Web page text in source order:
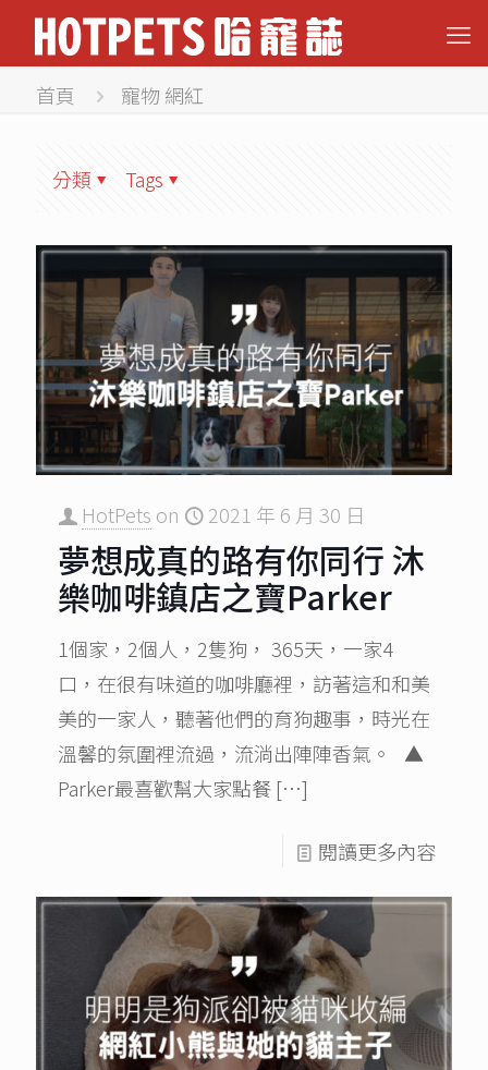
首頁 寵物 網紅
分類 Tags
HotPets on 2021 年 6 月 30 日
夢想成真的路有你同行 沐
樂咖啡鎮店之寶Parker
1個家，2個人，2隻狗， 365天，一家4
口，在很有味道的咖啡廳裡，訪著這和和美
美的一家人，聽著他們的育狗趣事，時光在
溫馨的氛圍裡流過，流淌出陣陣香氣。 ▲
Parker最喜歡幫大家點餐 […]
閱讀更多內容